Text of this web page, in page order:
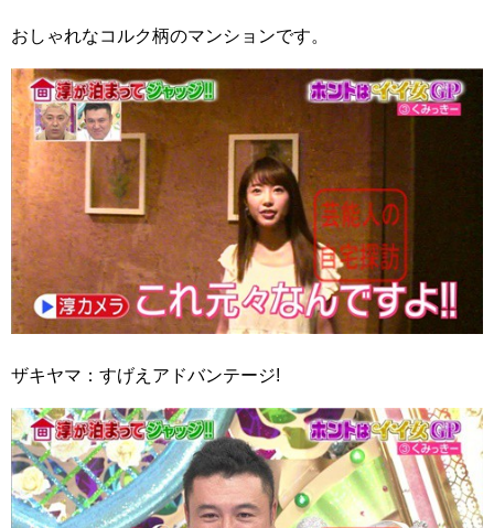
おしゃれなコルク柄のマンションです。
ザキヤマ：すげえアドバンテージ!